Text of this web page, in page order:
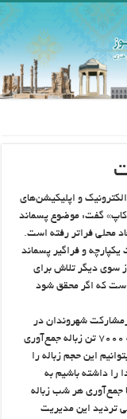
و اپلیکیشن‌های
گفت: موضوع پسماند
محلی فراتر رفته است.
و فراگیر پسماند
سوی دیگر تلاش برای
است که اگر محقق شود
شهروندان در
حوزه پسماند تجربه متفاوتی را خواهیم آفرید. روزانه ۷۰۰۰ تن زباله جمع‌آوری
این حجم زباله را
را داشته باشیم به
جمع‌آوری هر شب زباله
تردید این مدیریت